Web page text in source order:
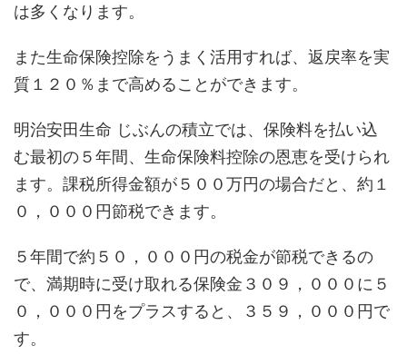
は多くなります。
また生命保険控除をうまく活用すれば、返戻率を実
質１２０％まで高めることができます。
明治安田生命 じぶんの積立では、保険料を払い込
む最初の５年間、生命保険料控除の恩恵を受けられ
ます。課税所得金額が５００万円の場合だと、約１
０，０００円節税できます。
５年間で約５０，０００円の税金が節税できるの
で、満期時に受け取れる保険金３０９，０００に５
０，０００円をプラスすると、３５９，０００円で
す。